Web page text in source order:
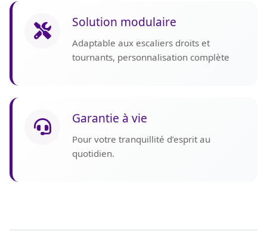
Solution modulaire
Adaptable aux escaliers droits et
tournants, personnalisation complète
Garantie à vie
Pour votre tranquillité d’esprit au
quotidien.